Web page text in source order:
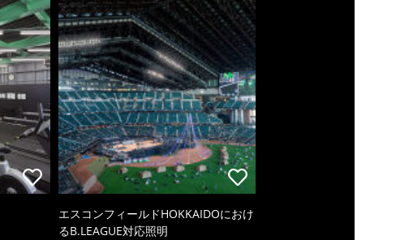
エスコンフィールドHOKKAIDOにおけ
るB.LEAGUE対応照明